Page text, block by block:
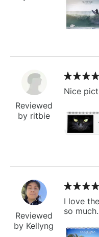
Reviewed
by ritbie
Nice
Reviewed
by Kellyng
I love
so